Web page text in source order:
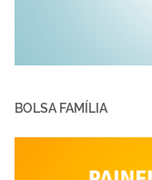
BOLSA FAMÍLIA